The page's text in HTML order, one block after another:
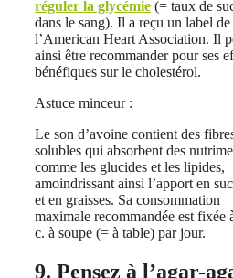
réguler la glycémie (= taux de
dans le sang). Il a reçu un label de
l’American Heart Association. Il
ainsi être recommander pour ses
bénéfiques sur le cholestérol.
Astuce minceur :
Le son d’avoine contient des
solubles qui absorbent des
comme les glucides et les lipides,
amoindrissant ainsi l’apport en
et en graisses. Sa consommation
maximale recommandée est fixée
c. à soupe (= à table) par jour.
9. Pensez à l’agar-